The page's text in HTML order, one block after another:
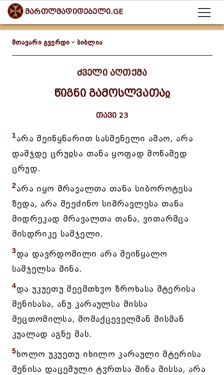
მართლმადიდებელი.GE
მთავარი გვერდი - ბიბლია
ძველი აღთქმა
წიგნი გამოსლვათაჲ
თავი 23
1არა შეიწყნარით სასმენელი ამაო, არა
დაშჯდე ცრუჲსა თანა ყოფად მოწამედ
ცრუდ.
2არა იყო მრავალთა თანა სიბოროტესა
ზედა, არა შეეძინო სიმრავლესა თანა
მიდრეკად მრავალთა თანა, ვითარმცა
მისდრიკე საშჯელი.
3და დავრდომილი არა შეიწყალო
საშჯელსა შინა.
4და უკუეთუ შეემთხჳო ზროხასა მტერისა
შენისასა, ანუ კარაულსა მისსა
შეცთომილსა, მომაქცეველმან მისმან
კუალად აგნე მას.
5ხოლო უკუეთუ იხილო კარაული მტერისა
შენისა დაცემული ტჳრთსა შინა მისსა, არა